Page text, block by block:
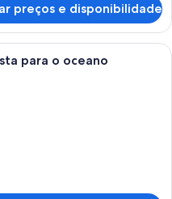
preços e disponibilidade
com uma cama grande, uma
para o oceano